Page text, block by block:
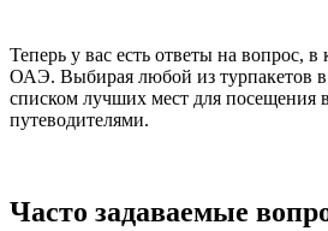
Теперь у вас есть ответы на вопрос,
ОАЭ. Выбирая любой из турпакетов в
списком лучших мест для посещения
путеводителями.
Часто задаваемые